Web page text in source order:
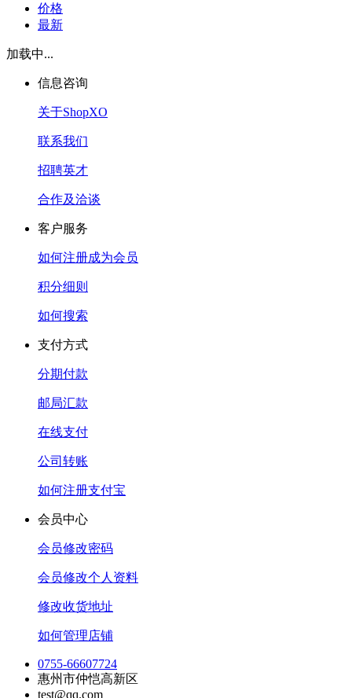
价格
最新
加载中...
信息咨询
关于ShopXO
联系我们
招聘英才
合作及洽谈
客户服务
如何注册成为会员
积分细则
如何搜索
支付方式
分期付款
邮局汇款
在线支付
公司转账
如何注册支付宝
会员中心
会员修改密码
会员修改个人资料
修改收货地址
如何管理店铺
0755-66607724
惠州市仲恺高新区
test@qq.com